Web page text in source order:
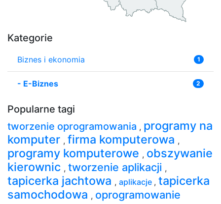
Kategorie
Biznes i ekonomia 1
- E-Biznes 2
Popularne tagi
tworzenie oprogramowania , programy na
komputer , firma komputerowa ,
programy komputerowe , obszywanie
kierownic , tworzenie aplikacji ,
tapicerka jachtowa , aplikacje , tapicerka
samochodowa , oprogramowanie